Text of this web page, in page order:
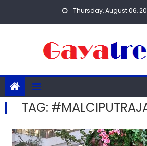
Thursday, August 06,
TAG: